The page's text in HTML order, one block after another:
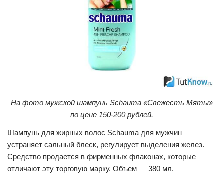
На фото мужской шампунь Schauma «Свежесть Мяты»
по цене 150-200 рублей.
Шампунь для жирных волос Schauma для мужчин
устраняет сальный блеск, регулирует выделения желез.
Средство продается в фирменных флаконах, которые
отличают эту торговую марку. Объем — 380 мл.